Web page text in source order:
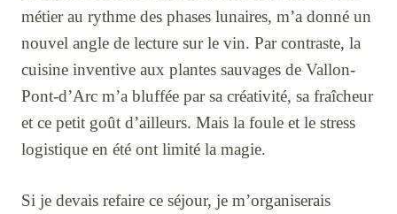
métier au rythme des phases lunaires, m’a donné un
nouvel angle de lecture sur le vin. Par contraste, la
cuisine inventive aux plantes sauvages de Vallon-
Pont-d’Arc m’a bluffée par sa créativité, sa fraîcheur
et ce petit goût d’ailleurs. Mais la foule et le stress
logistique en été ont limité la magie.
Si je devais refaire ce séjour, je m’organiserais